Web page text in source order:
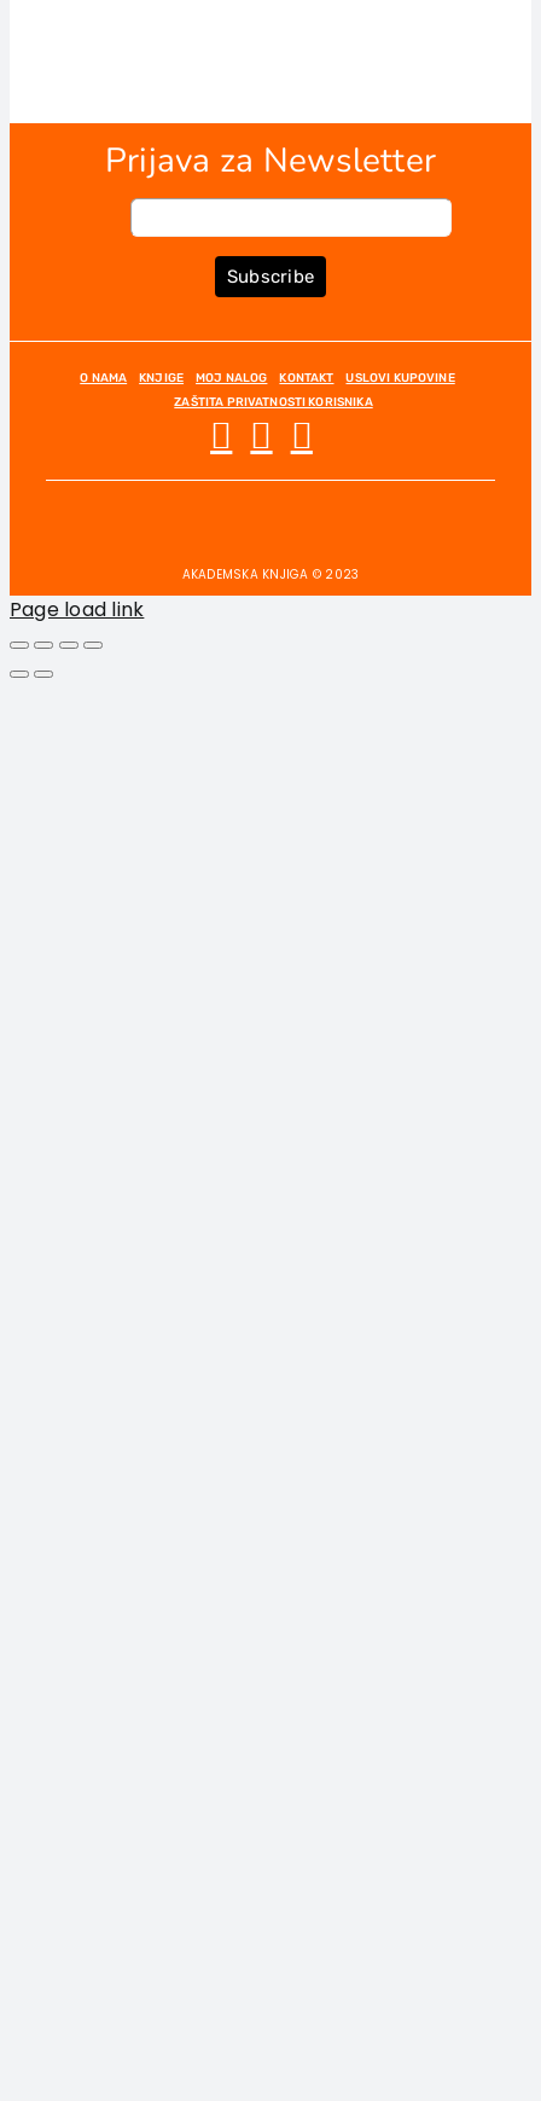
Prijava za Newsletter
Subscribe
O NAMA KNJIGE MOJ NALOG KONTAKT
USLOVI KUPOVINE
ZAŠTITA PRIVATNOSTI KORISNIKA
AKADEMSKA KNJIGA © 2023
Page load link